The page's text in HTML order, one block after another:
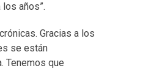
años”.
Gracias a los
se están
Tenemos que